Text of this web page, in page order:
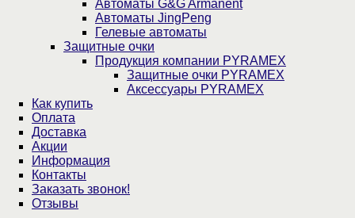
Автоматы G&G Armanent
Автоматы JingPeng
Гелевые автоматы
Защитные очки
Продукция компании PYRAMEX
Защитные очки PYRAMEX
Аксессуары PYRAMEX
Как купить
Оплата
Доставка
Акции
Информация
Контакты
Заказать звонок!
Отзывы